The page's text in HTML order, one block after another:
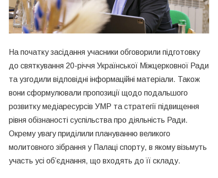
На початку засідання учасники обговорили підготовку
до святкування 20-річчя Української Міжцерковної Ради
та узгодили відповідні інформаційні матеріали. Також
вони сформулювали пропозиції щодо подальшого
розвитку медіаресурсів УМР та стратегії підвищення
рівня обізнаності суспільства про діяльність Ради.
Окрему увагу приділили плануванню великого
молитовного зібрання у Палаці спорту, в якому візьмуть
участь усі об’єднання, що входять до її складу.